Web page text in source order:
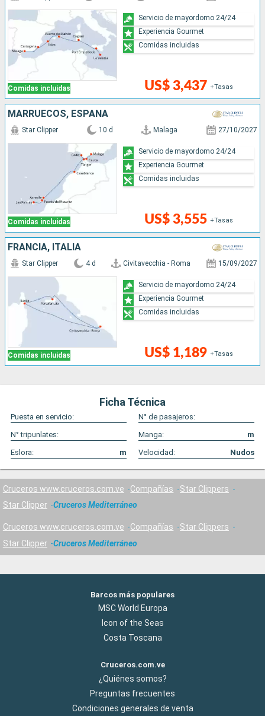
Comidas incluidas US$ 3,437 +Tasas
Servicio de mayordomo 24/24
Experiencia Gourmet
Comidas incluidas
MARRUECOS, ESPAÑA
Comidas incluidas
Star Clipper 10 d Malaga 27/10/2027
US$ 3,555 +Tasas
Servicio de mayordomo 24/24
Experiencia Gourmet
Comidas incluidas
FRANCIA, ITALIA
Comidas incluidas
Star Clipper 4 d Civitavecchia - Roma 15/09/2027
US$ 1,189 +Tasas
Servicio de mayordomo 24/24
Experiencia Gourmet
Comidas incluidas
Ficha Técnica
Puesta en servicio:
N° de pasajeros:
N° tripunlates:
Manga:
m
Eslora:
m Velocidad: Nudos
Cruceros www.cruceros.com.ve Compañías
Star Clippers
Star Clipper
Cruceros Mediterráneo
Cruceros www.cruceros.com.ve Compañías
Star Clippers
Star Clipper
Cruceros Mediterráneo
Barcos más populares
MSC World Europa
Icon of the Seas
Costa Toscana
Cruceros.com.ve
¿Quiénes somos?
Preguntas frecuentes
Condiciones generales de venta